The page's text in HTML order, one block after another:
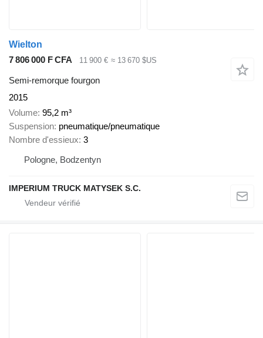
Wielton
7 806 000 F CFA
11 900 € ≈ 13 670 $US
Semi-remorque fourgon
2015
Volume 95,2 m³
Suspension pneumatique/pneumatique
Nombre d'essieux 3
Pologne, Bodzentyn
IMPERIUM TRUCK MATYSEK S.C.